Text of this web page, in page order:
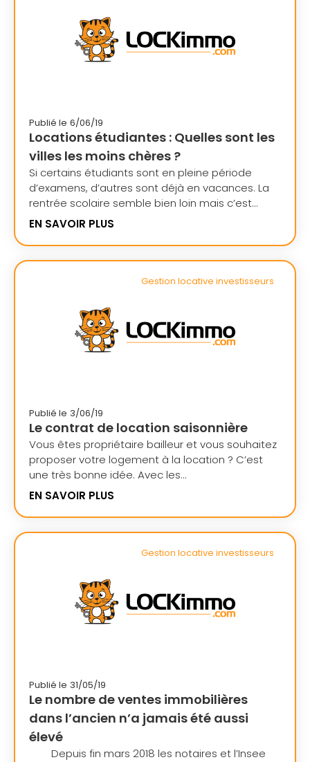
Publié le 6/06/19
Locations étudiantes : Quelles sont les
villes les moins chères ?
Si certains étudiants sont en pleine période
d’examens, d’autres sont déjà en vacances. La
rentrée scolaire semble bien loin mais c’est...
EN SAVOIR PLUS
Gestion locative investisseurs
Publié le 3/06/19
Le contrat de location saisonnière
Vous êtes propriétaire bailleur et vous souhaitez
proposer votre logement à la location ? C’est
une très bonne idée. Avec les...
EN SAVOIR PLUS
Gestion locative investisseurs
Publié le 31/05/19
Le nombre de ventes immobilières
dans l’ancien n’a jamais été aussi
élevé
Depuis fin mars 2018 les notaires et l’Insee